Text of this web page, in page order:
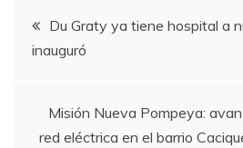
Navegación
de
entradas
Du Graty ya tiene hospital a
inauguró
Misión Nueva Pompeya:
red eléctrica en el barrio